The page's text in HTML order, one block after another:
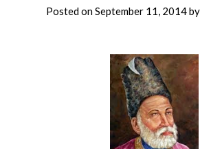
Posted onSeptember 11, 2014by